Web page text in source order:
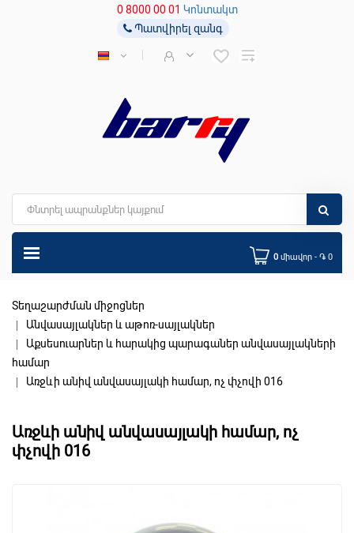
0 8000 00 01 Կոնտակտ
Պատվիրել զանգ
0 միավոր - ֏ 0
Տեղաշարժման միջոցներ
Անվասայլակներ և աթոռ-սայլակներ
Աքսեսուարներ և հարակից պարագաներ անվասայլակների
համար
Առջևի անիվ անվասայլակի համար, ոչ փչովի 016
Առջևի անիվ անվասայլակի համար, ոչ
փչովի 016